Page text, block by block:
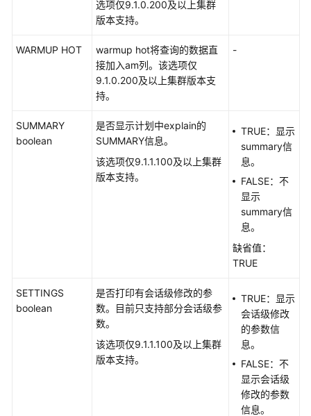
源
域
选项仅9.1.0.200及以上集群
版本支持。
WARMUP HOT
warmup hot将查询的数据直
接加入am列。该选项仅
9.1.0.200及以上集群版本支
持。
-
SUMMARY
boolean
是否显示计划中explain的
SUMMARY信息。
该选项仅9.1.1.100及以上集群
版本支持。
TRUE：显示
summary信
息。
FALSE：不
显示
summary信
息。
缺省值：
TRUE
SETTINGS
boolean
是否打印有会话级修改的参
数。目前只支持部分会话级参
数。
该选项仅9.1.1.100及以上集群
版本支持。
TRUE：显示
会话级修改
的参数信
息。
FALSE：不
显示会话级
修改的参数
信息。